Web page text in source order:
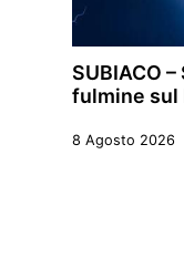
SUBIACO
fulmine sul
8 Agosto 2026